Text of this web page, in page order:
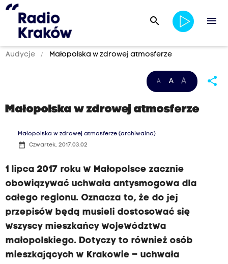
search menu
Audycje Małopolska w zdrowej atmosferze
A A A share
Małopolska w zdrowej atmosferze
Małopolska w zdrowej atmosferze (archiwalna)
date_range Czwartek, 2017.03.02
1 lipca 2017 roku w Małopolsce zacznie
obowiązywać uchwała antysmogowa dla
całego regionu. Oznacza to, że do jej
przepisów będą musieli dostosować się
wszyscy mieszkańcy województwa
małopolskiego. Dotyczy to również osób
mieszkających w Krakowie – uchwała